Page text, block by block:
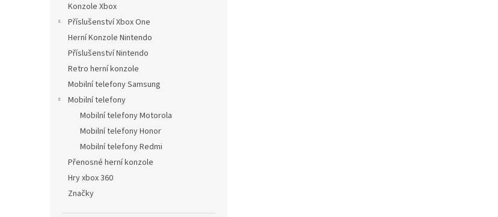
Konzole Xbox
Příslušenství Xbox One
Herní Konzole Nintendo
Příslušenství Nintendo
Retro herní konzole
Mobilní telefony Samsung
Mobilní telefony
Mobilní telefony Motorola
Mobilní telefony Honor
Mobilní telefony Redmi
Přenosné herní konzole
Hry xbox 360
Značky